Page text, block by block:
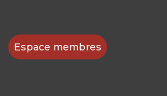
Espace membres